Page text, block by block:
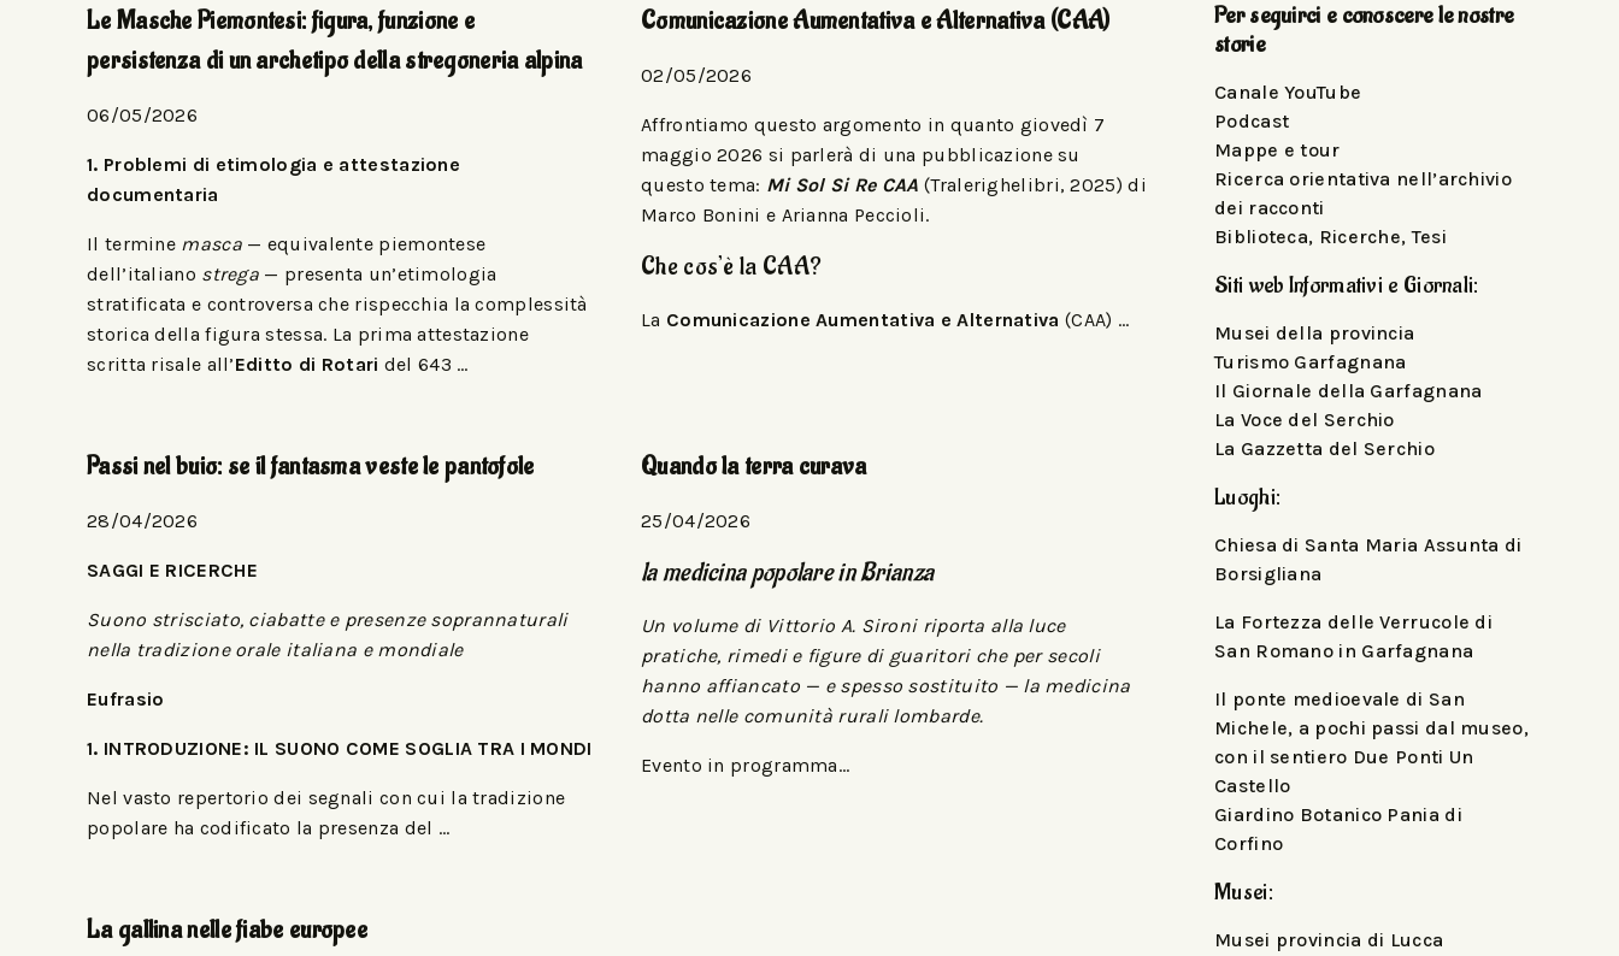
Le Masche Piemontesi: figura, funzione e
persistenza di un archetipo della stregoneria alpina
06/05/2026
1. Problemi di etimologia e attestazione
documentaria
Il termine masca— equivalente piemontese
dell’italiano strega — presenta un’etimologia
stratificata e controversa che rispecchia la complessità
storica della figura stessa. La prima attestazione
scritta risale all’Editto di Rotari del 643 …
Comunicazione Aumentativa e Alternativa (CAA)
02/05/2026
Affrontiamo questo argomento in quanto giovedì 7
maggio 2026 si parlerà di una pubblicazione su
questo tema: Mi Sol Si Re CAA (Tralerighelibri, 2025) di
Marco Bonini e Arianna Peccioli.
Che cos’è la CAA?
La Comunicazione Aumentativa e Alternativa (CAA) …
Passi nel buio: se il fantasma veste le pantofole
28/04/2026
SAGGI E RICERCHE
Suono strisciato, ciabatte e presenze soprannaturali
nella tradizione orale italiana e mondiale
Eufrasio
1. INTRODUZIONE: IL SUONO COME SOGLIA TRA I MONDI
Nel vasto repertorio dei segnali con cui la tradizione
popolare ha codificato la presenza del …
Quando la terra curava
25/04/2026
la medicina popolare in Brianza
Un volume di Vittorio A. Sironi riporta alla luce
pratiche, rimedi e figure di guaritori che per secoli
hanno affiancato — e spesso sostituito — la medicina
dotta nelle comunità rurali lombarde.
Evento in programma…
La gallina nelle fiabe europee
Per seguirci e conoscere le nostre
storie
Canale YouTube
Podcast
Mappe e tour
Ricerca orientativa nell’archivio
dei racconti
Biblioteca, Ricerche, Tesi
Siti web Informativi e Giornali:
Musei della provincia
Turismo Garfagnana
Il Giornale della Garfagnana
La Voce del Serchio
La Gazzetta del Serchio
Luoghi:
Chiesa di Santa Maria Assunta di
Borsigliana
La Fortezza delle Verrucole di
San Romano in Garfagnana
Il ponte medioevale di San
Michele, a pochi passi dal museo,
con il sentiero Due Ponti Un
Castello
Giardino Botanico Pania di
Corfino
Musei:
Musei provincia di Lucca